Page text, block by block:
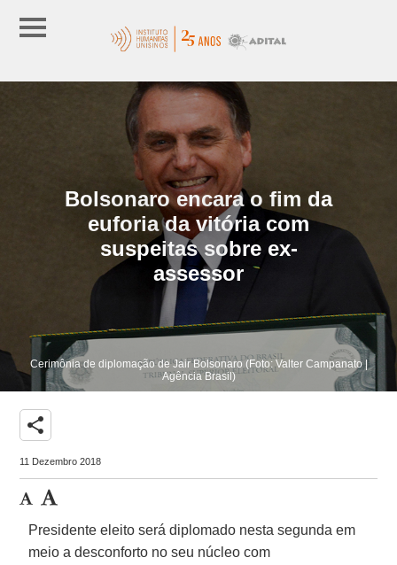
Bolsonaro encara o fim da
euforia da vitória com
suspeitas sobre ex-
assessor
Cerimônia de diplomação de Jair Bolsonaro (Foto: Valter Campanato |
Agência Brasil)
share
11 Dezembro 2018
Presidente eleito será diplomado nesta segunda em
meio a desconforto no seu núcleo com